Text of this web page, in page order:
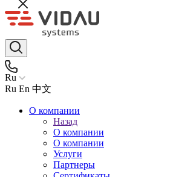
Ru
Ru En 中文
О компании
Назад
О компании
О компании
Услуги
Партнеры